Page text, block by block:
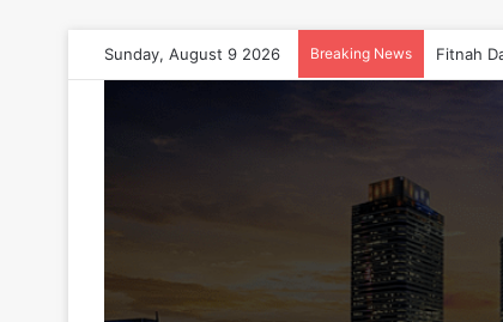
Sunday, August 9 2026 Breaking News Fitnah